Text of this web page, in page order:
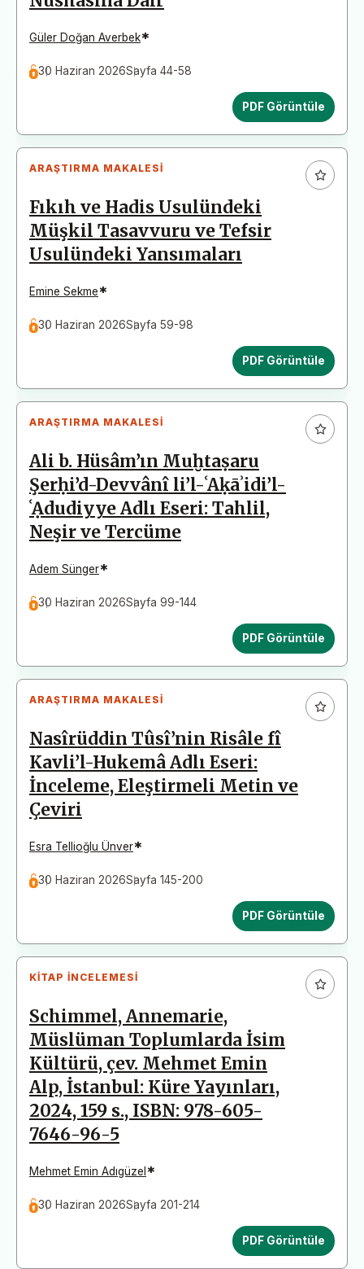
Güler Doğan Averbek*
30 Haziran 2026Sayfa 44-58
PDF Görüntüle
ARAŞTIRMA MAKALESI
Fıkıh ve Hadis Usulündeki
Müşkil Tasavvuru ve Tefsir
Usulündeki Yansımaları
Emine Sekme*
30 Haziran 2026Sayfa 59-98
PDF Görüntüle
ARAŞTIRMA MAKALESI
Ali b. Hüsâm’ın Muḫtaṣaru
Şerḥi’d-Devvânî li’l-ʿAḳāʾidi’l-
ʿẠdudiyye Adlı Eseri: Tahlil,
Neşir ve Tercüme
Adem Sünger*
30 Haziran 2026Sayfa 99-144
PDF Görüntüle
ARAŞTIRMA MAKALESI
Nasîrüddin Tûsî’nin Risâle fî
Kavli’l-Hukemâ Adlı Eseri:
İnceleme, Eleştirmeli Metin ve
Çeviri
Esra Tellioğlu Ünver*
30 Haziran 2026Sayfa 145-200
PDF Görüntüle
KITAP İNCELEMESI
Schimmel, Annemarie,
Müslüman Toplumlarda İsim
Kültürü, çev. Mehmet Emin
Alp, İstanbul: Küre Yayınları,
2024, 159 s., ISBN: 978-605-
7646-96-5
Mehmet Emin Adıgüzel *
30 Haziran 2026Sayfa 201-214
PDF Görüntüle